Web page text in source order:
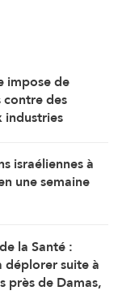
impose de
contre des
industries
israéliennes à
une semaine
la Santé :
déplorer suite à
près de Damas,